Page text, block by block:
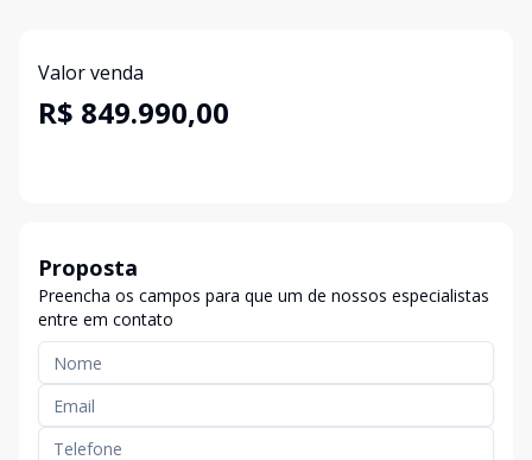
Valor venda
R$ 849.990,00
Proposta
Preencha os campos para que um de nossos especialistas
entre em contato